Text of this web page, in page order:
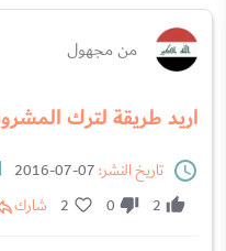
من مجهول
اريد طريقة لترك
تاريخ النشر:
2
0
2 شارك